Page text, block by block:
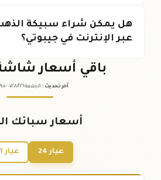
عبر الإنترنت في جيبوتي؟
باقي أسعار
آخر تحديث : الجمعة ٠٧ /٠٨/٢٠٢٦ -
أسعار سبائك
عيار 24 عيار 21